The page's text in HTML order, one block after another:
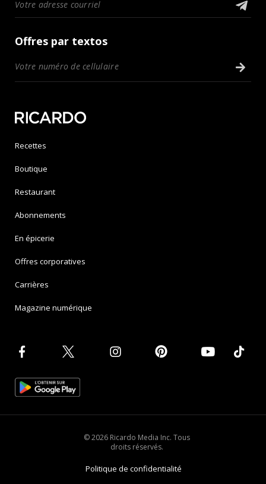
Offres par textos
Recettes
Boutique
Restaurant
Abonnements
En épicerie
Offres corporatives
Carrières
Magazine numérique
© 2026 Ricardo Media Inc. Tous
droits réservés.
Politique de confidentialité